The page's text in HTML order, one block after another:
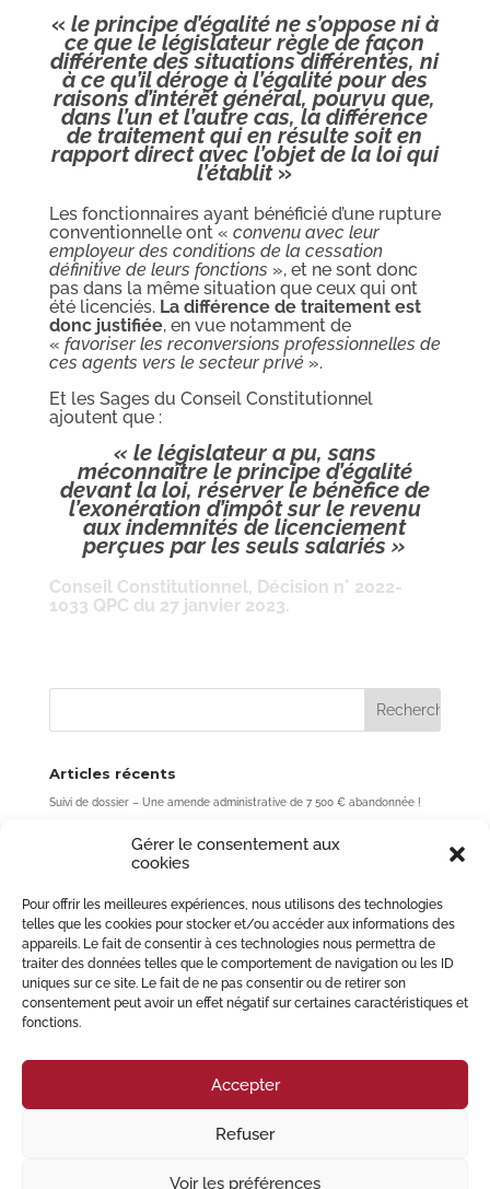
Gérer le consentement aux
cookies
Pour offrir les meilleures expériences, nous utilisons des technologies
telles que les cookies pour stocker et/ou accéder aux informations des
appareils. Le fait de consentir à ces technologies nous permettra de
traiter des données telles que le comportement de navigation ou les ID
uniques sur ce site. Le fait de ne pas consentir ou de retirer son
consentement peut avoir un effet négatif sur certaines caractéristiques et
fonctions.
Accepter
Refuser
Voir les préférences
« le principe d’égalité ne s’oppose ni à
ce que le législateur règle de façon
différente des situations différentes, ni
à ce qu’il déroge à l’égalité pour des
raisons d’intérêt général, pourvu que,
dans l’un et l’autre cas, la différence
de traitement qui en résulte soit en
rapport direct avec l’objet de la loi qui
l’établit»
Les fonctionnaires ayant bénéficié d’une rupture
conventionnelle ont « convenu avec leur
employeur des conditions de la cessation
définitive de leurs fonctions », et ne sont donc
pas dans la même situation que ceux qui ont
été licenciés. La différence de traitement est
donc justifiée, en vue notamment de
« favoriser les reconversions professionnelles de
ces agents vers le secteur privé».
Et les Sages du Conseil Constitutionnel
ajoutent que :
« le législateur a pu, sans
méconnaître le principe d’égalité
devant la loi, réserver le bénéfice de
l’exonération d’impôt sur le revenu
aux indemnités de licenciement
perçues par les seuls salariés »
Conseil Constitutionnel, Décision n° 2022-
1033 QPC du 27 janvier 2023.
Articles récents
Suivi de dossier – Une amende administrative de 7 500 € abandonnée !
de cassation, 3ème chambre civile, 7 mai 2026, n° 24-10.637)
Rupture de période d’essai : une erreur de quelques jours peut coûter
Forfait-jours et accord de performance collective : une limite essentielle
au pouvoir de l’employeur
Déclassement du domaine public et bail commercial : le Tribunal
administratif de Strasbourg rappelle l’obligation de désaffectation
préalable
© 2023 Migliore Perrey Avocats – Tous droits réservés I